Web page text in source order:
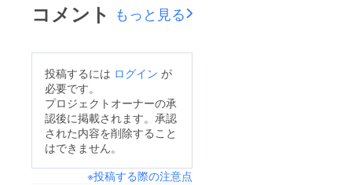
コメント もっと見る
投稿するには ログイン が
必要です。
プロジェクトオーナーの承
認後に掲載されます。承認
された内容を削除すること
はできません。
※投稿する際の注意点